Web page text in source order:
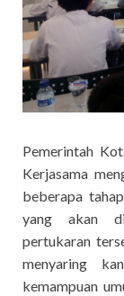
Pemerintah
Kerjasama
beberapa
yang akan
pertukaran
menyaring
kemampuan